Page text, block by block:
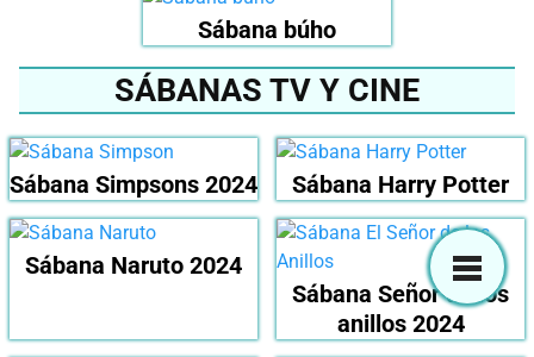
Sábana búho
SÁBANAS TV Y CINE
Sábana Simpsons 2024 Sábana Harry Potter
Sábana Naruto 2024
Sábana Señor de los
anillos 2024